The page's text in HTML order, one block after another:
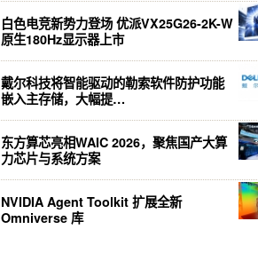
白色电竞新势力登场 优派VX25G26-2K-W
原生180Hz显示器上市
戴尔科技将智能驱动的勒索软件防护功能
嵌入主存储，大幅提…
东方算芯亮相WAIC 2026，聚焦国产大算
力芯片与系统方案
NVIDIA Agent Toolkit 扩展全新
Omniverse 库